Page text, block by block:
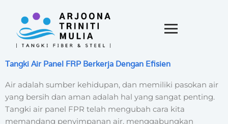
Tangki Air Panel FRP Berkerja Dengan Efisien
Air adalah sumber kehidupan, dan memiliki pasokan air
yang bersih dan aman adalah hal yang sangat penting.
Tangki air panel FPR telah mengubah cara kita
memandang penyimpanan air, menggabungkan